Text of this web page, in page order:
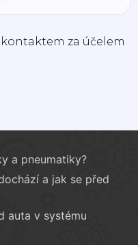
za účelem
a pneumatiky?
a jak se před
auta v systému